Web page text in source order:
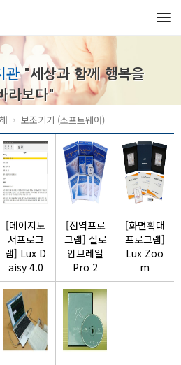
관"세상과 함께 행복을
라보다"
보조기기 (소프트웨어)
[데이지도
서프로그
램] Lux D
aisy 4.0
[점역프로
그램] 실로
암브레일
Pro 2
[화면확대
프로그램]
Lux Zoo
m